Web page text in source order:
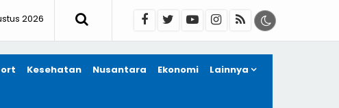
2026
Kesehatan Nusantara Ekonomi Lainnya